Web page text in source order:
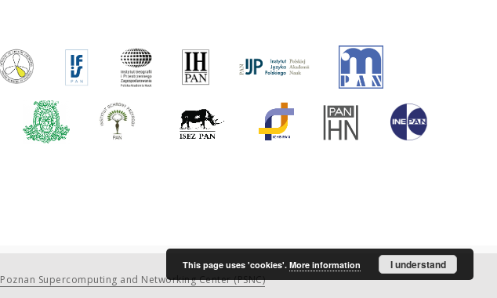
Poznan Supercomputing and Networking Center (PSNC)
This page uses 'cookies'. More information I understand